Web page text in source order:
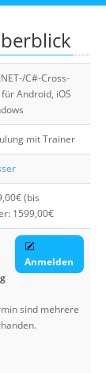
C#-Cross-
Android, iOS
mit Trainer
(bis
1599,00€
Anmelden
sind mehrere